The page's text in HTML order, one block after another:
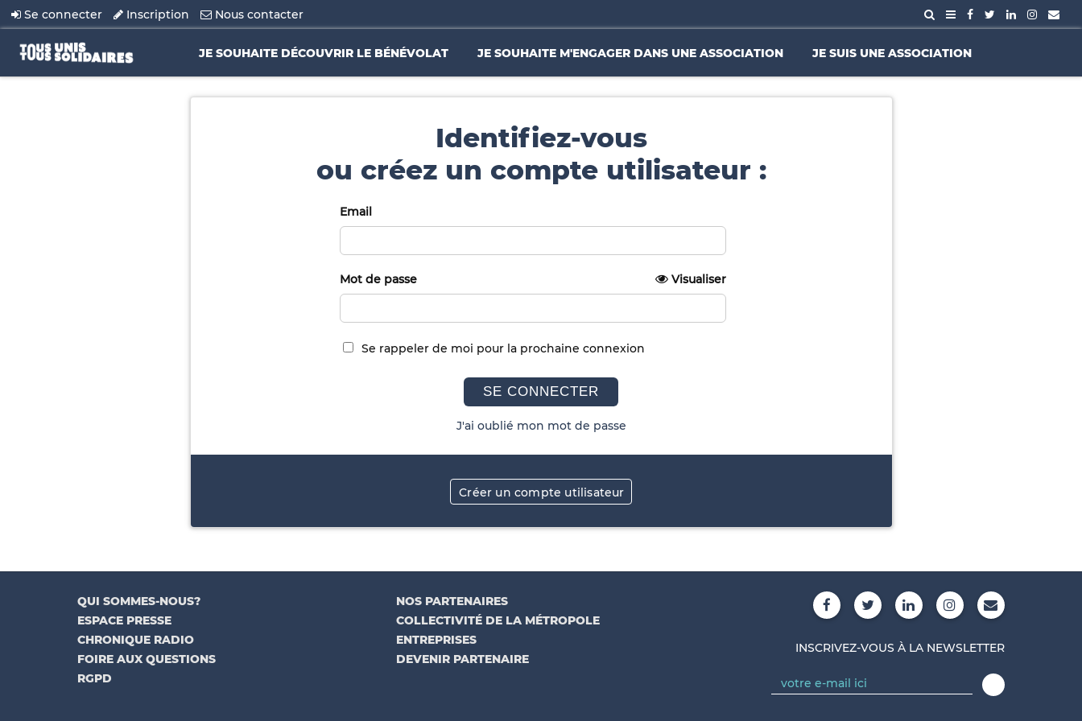
Se connecter Inscription Nous contacter
JE SOUHAITE DÉCOUVRIR LE BÉNÉVOLAT JE SOUHAITE M'ENGAGER DANS UNE ASSOCIATION JE SUIS UNE ASSOCIATION
Identifiez-vous
ou créez un compte utilisateur :
Email
Mot de passe Visualiser
Se rappeler de moi pour la prochaine connexion
SE CONNECTER
J'ai oublié mon mot de passe
Créer un compte utilisateur
QUI SOMMES-NOUS?
ESPACE PRESSE
CHRONIQUE RADIO
FOIRE AUX QUESTIONS
RGPD
NOS PARTENAIRES
COLLECTIVITÉ DE LA MÉTROPOLE
ENTREPRISES
DEVENIR PARTENAIRE
INSCRIVEZ-VOUS À LA NEWSLETTER